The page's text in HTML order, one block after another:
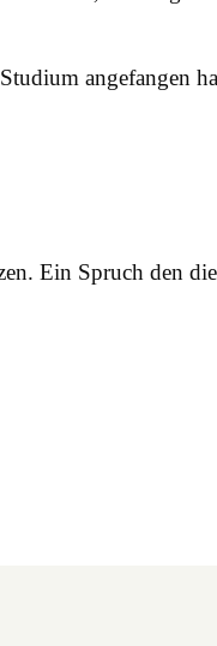
angefangen
Ein Spruch den